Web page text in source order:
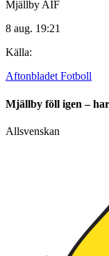
Mjällby AIF
8 aug. 19:21
Källa:
Aftonbladet Fotboll
Mjällby föll igen –
Allsvenskan